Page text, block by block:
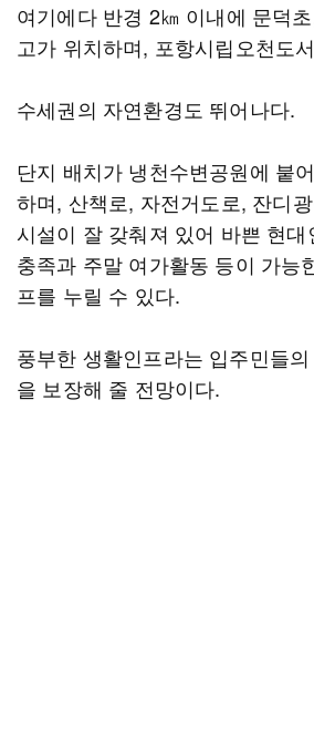
여기에다 반경 2㎞ 이내에 문덕
고가 위치하며, 포항시립오천도
수세권의 자연환경도 뛰어나다.
단지 배치가 냉천수변공원에 붙
하며, 산책로, 자전거도로, 잔디
시설이 잘 갖춰져 있어 바쁜 현대
충족과 주말 여가활동 등이 가능
프를 누릴 수 있다.
풍부한 생활인프라는 입주민들
을 보장해 줄 전망이다.